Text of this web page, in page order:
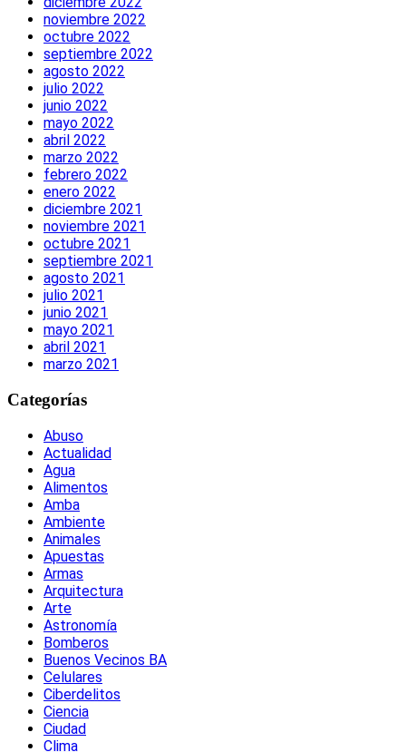
noviembre 2022
octubre 2022
septiembre 2022
agosto 2022
julio 2022
junio 2022
mayo 2022
abril 2022
marzo 2022
febrero 2022
enero 2022
diciembre 2021
noviembre 2021
octubre 2021
septiembre 2021
agosto 2021
julio 2021
junio 2021
mayo 2021
abril 2021
marzo 2021
Categorías
Abuso
Actualidad
Agua
Alimentos
Amba
Ambiente
Animales
Apuestas
Armas
Arquitectura
Arte
Astronomía
Bomberos
Buenos Vecinos BA
Celulares
Ciberdelitos
Ciencia
Ciudad
Clima